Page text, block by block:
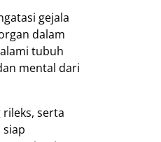
gejala
dalam
tubuh
mental dari
serta